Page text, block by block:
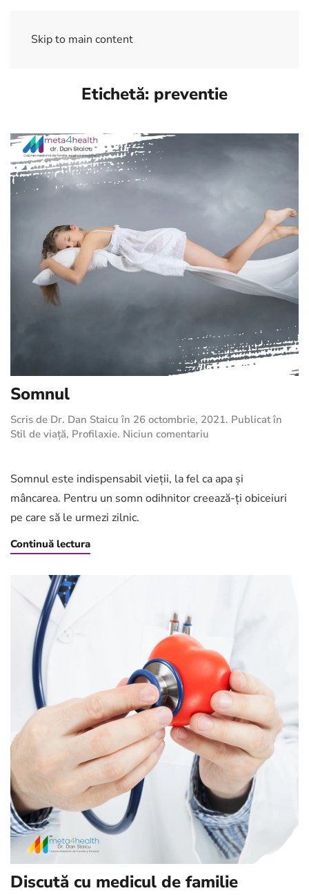
Skip to main content
Etichetă: preventie
Somnul
Scris de Dr. Dan Staicu în 26 octombrie, 2021. Publicat în
Stil de viață, Profilaxie. Niciun comentariu
Somnul este indispensabil vieții, la fel ca apa și
mâncarea. Pentru un somn odihnitor creează-ți obiceiuri
pe care să le urmezi zilnic.
Continuă lectura
Discută cu medicul de familie